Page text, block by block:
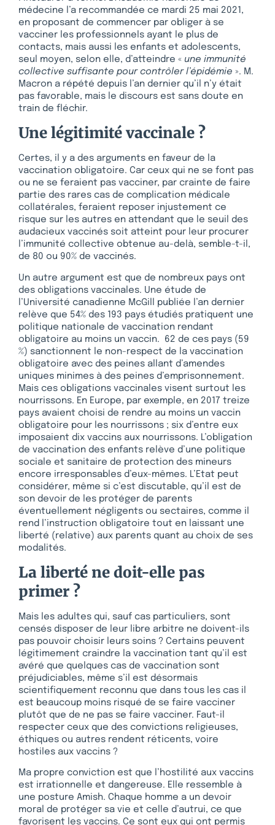
médecine l’a recommandée ce mardi 25 mai 2021,
en proposant de commencer par obliger à se
vacciner les professionnels ayant le plus de
contacts, mais aussi les enfants et adolescents,
seul moyen, selon elle, d’atteindre « une immunité
collective suffisante pour contrôler l’épidémie ». M.
Macron a répété depuis l’an dernier qu’il n’y était
pas favorable, mais le discours est sans doute en
train de fléchir.
Une légitimité vaccinale ?
Certes, il y a des arguments en faveur de la
vaccination obligatoire. Car ceux qui ne se font pas
ou ne se feraient pas vacciner, par crainte de faire
partie des rares cas de complication médicale
collatérales, feraient reposer injustement ce
risque sur les autres en attendant que le seuil des
audacieux vaccinés soit atteint pour leur procurer
l’immunité collective obtenue au-delà, semble-t-il,
de 80 ou 90% de vaccinés.
Un autre argument est que de nombreux pays ont
des obligations vaccinales. Une étude de
l’Université canadienne McGill publiée l’an dernier
relève que 54% des 193 pays étudiés pratiquent une
politique nationale de vaccination rendant
obligatoire au moins un vaccin. 62 de ces pays (59
%) sanctionnent le non-respect de la vaccination
obligatoire avec des peines allant d’amendes
uniques minimes à des peines d’emprisonnement.
Mais ces obligations vaccinales visent surtout les
nourrissons. En Europe, par exemple, en 2017 treize
pays avaient choisi de rendre au moins un vaccin
obligatoire pour les nourrissons ; six d’entre eux
imposaient dix vaccins aux nourrissons. L’obligation
de vaccination des enfants relève d’une politique
sociale et sanitaire de protection des mineurs
encore irresponsables d’eux-mêmes. L’Etat peut
considérer, même si c’est discutable, qu’il est de
son devoir de les protéger de parents
éventuellement négligents ou sectaires, comme il
rend l’instruction obligatoire tout en laissant une
liberté (relative) aux parents quant au choix de ses
modalités.
La liberté ne doit-elle pas
primer ?
Mais les adultes qui, sauf cas particuliers, sont
censés disposer de leur libre arbitre ne doivent-ils
pas pouvoir choisir leurs soins ? Certains peuvent
légitimement craindre la vaccination tant qu’il est
avéré que quelques cas de vaccination sont
préjudiciables, même s’il est désormais
scientifiquement reconnu que dans tous les cas il
est beaucoup moins risqué de se faire vacciner
plutôt que de ne pas se faire vacciner. Faut-il
respecter ceux que des convictions religieuses,
éthiques ou autres rendent réticents, voire
hostiles aux vaccins ?
Ma propre conviction est que l’hostilité aux vaccins
est irrationnelle et dangereuse. Elle ressemble à
une posture Amish. Chaque homme a un devoir
moral de protéger sa vie et celle d’autrui, ce que
favorisent les vaccins. Ce sont eux qui ont permis